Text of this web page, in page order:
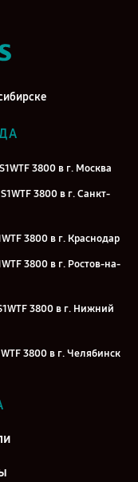
3800 в г. Москва
3800 в г. Санкт-
3800 в г. Краснодар
3800 в г. Ростов-на-
3800 в г. Нижний
3800 в г. Челябинск
3800 в г. Воронеж
3800 в г. Саратов